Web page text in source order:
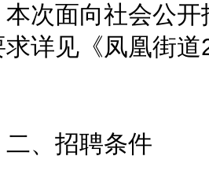
面向社会公开
求详见《凤凰街
招聘条件